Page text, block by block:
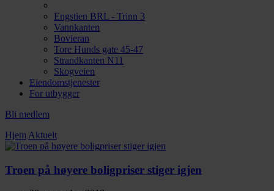
Engstien BRL - Trinn 3
Vannkanten
Bovieran
Tore Hunds gate 45-47
Strandkanten N11
Skogveien
Eiendomstjenester
For utbygger
Bli medlem
Hjem Aktuelt
Troen på høyere boligpriser stiger igjen